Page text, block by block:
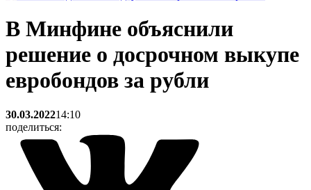
В Минфине объяснили
решение о досрочном выкупе
евробондов за рубли
30.03.202214:10
поделиться: